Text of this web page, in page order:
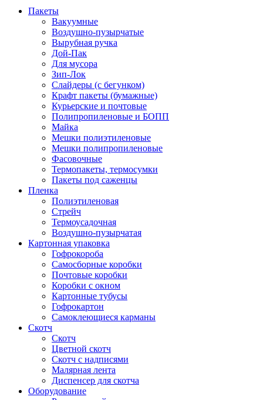
Пакеты
Вакуумные
Воздушно-пузырчатые
Вырубная ручка
Дой-Пак
Для мусора
Зип-Лок
Слайдеры (с бегунком)
Крафт пакеты (бумажные)
Курьерские и почтовые
Полипропиленовые и БОПП
Майка
Мешки полиэтиленовые
Мешки полипропиленовые
Фасовочные
Термопакеты, термосумки
Пакеты под саженцы
Пленка
Полиэтиленовая
Стрейч
Термоусадочная
Воздушно-пузырчатая
Картонная упаковка
Гофрокороба
Самосборные коробки
Почтовые коробки
Коробки с окном
Картонные тубусы
Гофрокартон
Самоклеющиеся карманы
Скотч
Скотч
Цветной скотч
Скотч с надписями
Малярная лента
Диспенсер для скотча
Оборудование